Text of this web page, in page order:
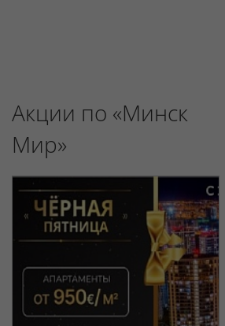
Акции по «Минск
Мир»